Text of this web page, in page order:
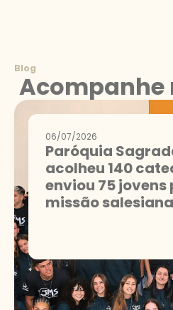
Blog
Acompanhe
06/07/2026
Paróquia
acolheu 140
enviou 75 jovens
missão salesiana